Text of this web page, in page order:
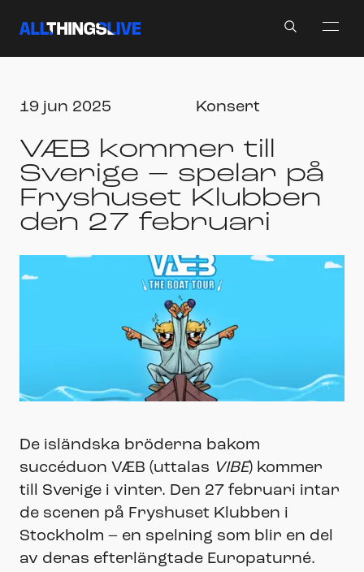
19 jun 2025 Konsert
VÆB kommer till
Sverige – spelar på
Fryshuset Klubben
den 27 februari
De isländska bröderna bakom
succéduon VÆB (uttalas VIBE) kommer
till Sverige i vinter. Den 27 februari intar
de scenen på Fryshuset Klubben i
Stockholm – en spelning som blir en del
av deras efterlängtade Europaturné.